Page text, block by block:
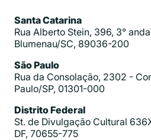
Santa Catarina
Rua Alberto Stein, 396, 3°
Blumenau/SC, 89036-200
São Paulo
Rua da Consolação, 2302 -
Paulo/SP, 01301-000
Distrito Federal
St. de Divulgação Cultural
DF, 70655-775